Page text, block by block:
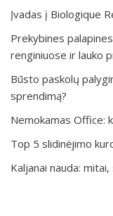
Įvadas į Biologique
Prekybines
renginiuose ir lauko
Būsto paskolų
sprendimą?
Nemokamas Office:
Top 5 slidinėjimo
Kaljanai nauda: